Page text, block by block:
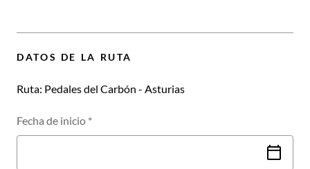
DATOS DE LA RUTA
Ruta: Pedales del Carbón - Asturias
Fecha de inicio *